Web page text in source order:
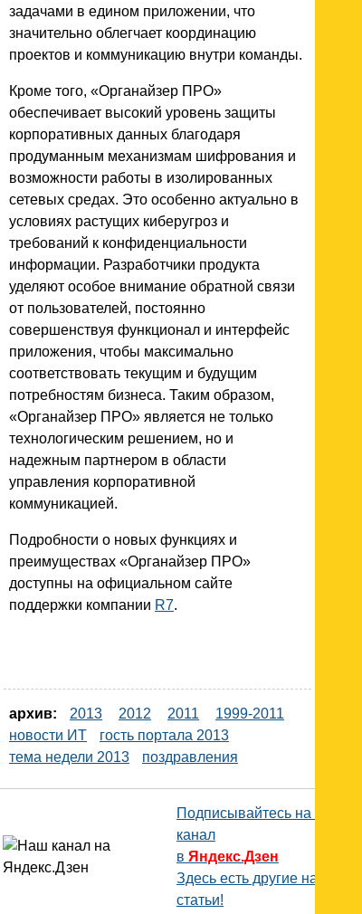
задачами в едином приложении, что
значительно облегчает координацию
проектов и коммуникацию внутри команды.
Кроме того, «Органайзер ПРО»
обеспечивает высокий уровень защиты
корпоративных данных благодаря
продуманным механизмам шифрования и
возможности работы в изолированных
сетевых средах. Это особенно актуально в
условиях растущих киберугроз и
требований к конфиденциальности
информации. Разработчики продукта
уделяют особое внимание обратной связи
от пользователей, постоянно
совершенствуя функционал и интерфейс
приложения, чтобы максимально
соответствовать текущим и будущим
потребностям бизнеса. Таким образом,
«Органайзер ПРО» является не только
технологическим решением, но и
надежным партнером в области
управления корпоративной
коммуникацией.
Подробности о новых функциях и
преимуществах «Органайзер ПРО»
доступны на официальном сайте
поддержки компании R7.
архив: 2013 2012 2011
1999-2011
новости ИТ
гость портала 2013
тема недели 2013
поздравления
Подписывайтесь на наш
канал
в Яндекс.Дзен
Здесь есть другие наши
статьи!